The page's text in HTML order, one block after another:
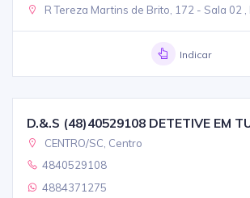
R Tereza Martins de Brito, 172 - Sala 02
Indicar
D.&.S (48)40529108 DETETIVE EM
CENTRO/SC, Centro
4840529108
4884371275